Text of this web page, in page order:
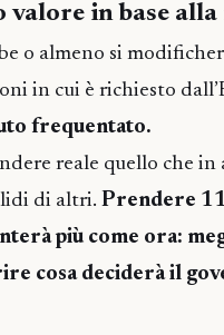
in base
o almeno si
in cui è richiesto
frequentato.
reale quello che in
di altri. Prendere
più come ora:
cosa deciderà il